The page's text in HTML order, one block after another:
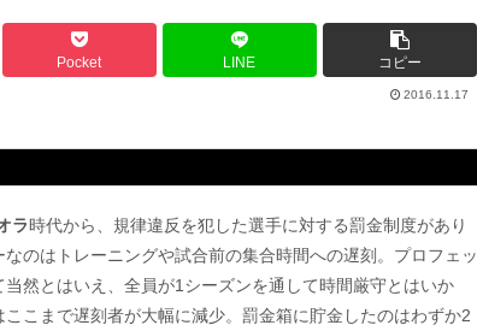
Pocket LINE コピー
2016.11.17
ラ時代から、規律違反を犯した選手に対する罰金制度があり
のはトレーニングや試合前の集合時間への遅刻。プロフェッ
然とはいえ、全員が1シーズンを通して時間厳守とはいか
こまで遅刻者が大幅に減少。罰金箱に貯金したのはわずか2